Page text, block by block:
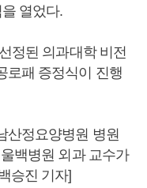
열었다.
정된 의과대학 비전
로패 증정식이 진행
산정요양병원 병원
백병원 외과 교수가
승진 기자]